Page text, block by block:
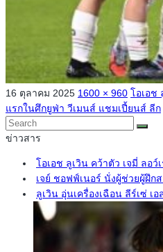
16 ตุลาคม 2025 1600 × 960 โอเอช
แรกในศึกยูฟ่า วีเมนส์ แชมเปี้ยนส์ ลีก
ข่าวสาร
โอเอช ลูเวิน คว้าตัว เจมี่ ลอ
เจย์ ชอฟฟ์เนอร์ นั่งผู้ช่วยผู้ฝึก
ลูเวิน อุ่นเครื่องเฉือน ลีร์เซ่ เอ